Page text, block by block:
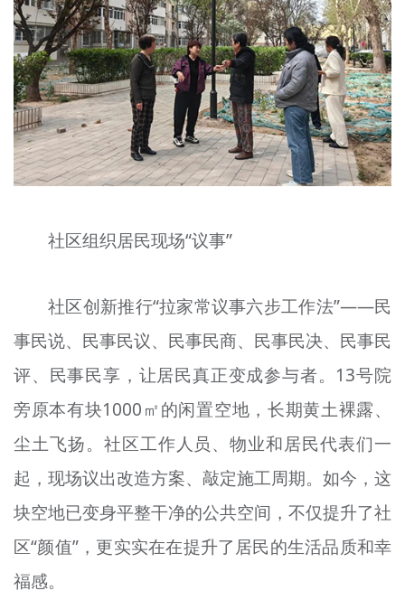
社区组织居民现场“议事”
社区创新推行“拉家常议事六步工作法”——民
事民说、民事民议、民事民商、民事民决、民事民
评、民事民享，让居民真正变成参与者。13号院
旁原本有块1000㎡的闲置空地，长期黄土裸露、
尘土飞扬。社区工作人员、物业和居民代表们一
起，现场议出改造方案、敲定施工周期。如今，这
块空地已变身平整干净的公共空间，不仅提升了社
区“颜值”，更实实在在提升了居民的生活品质和幸
福感。